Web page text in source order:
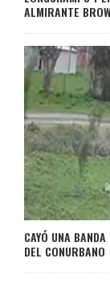
ALMIRANTE
CAYÓ UNA
DEL CONURBANO